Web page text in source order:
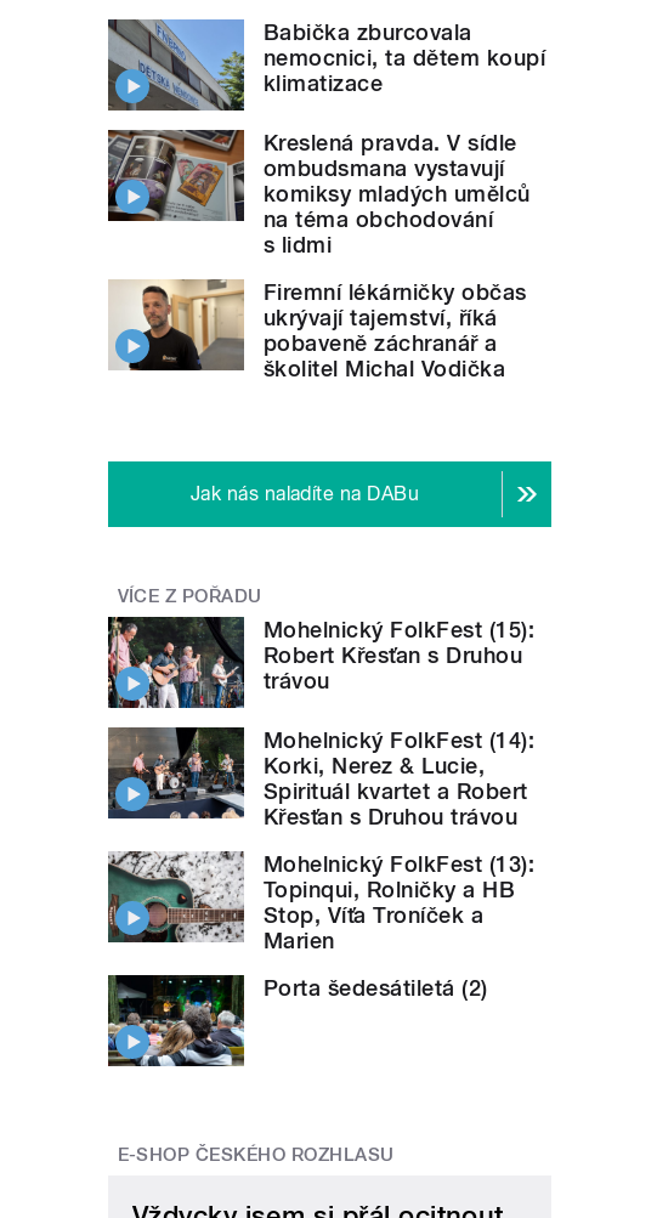
Babička zburcovala
nemocnici, ta dětem koupí
klimatizace
Kreslená pravda. V sídle
ombudsmana vystavují
komiksy mladých umělců
na téma obchodování
s lidmi
Firemní lékárničky občas
ukrývají tajemství, říká
pobaveně záchranář a
školitel Michal Vodička
Jak nás naladíte na DABu
VÍCE Z POŘADU
Mohelnický FolkFest (15):
Robert Křesťan s Druhou
trávou
Mohelnický FolkFest (14):
Korki, Nerez & Lucie,
Spirituál kvartet a Robert
Křesťan s Druhou trávou
Mohelnický FolkFest (13):
Topinqui, Rolničky a HB
Stop, Víťa Troníček a
Marien
Porta šedesátiletá (2)
E-SHOP ČESKÉHO ROZHLASU